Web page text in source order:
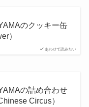
あわせて読みたい
のクッキー缶
）
の詰め合わせ
Circus）